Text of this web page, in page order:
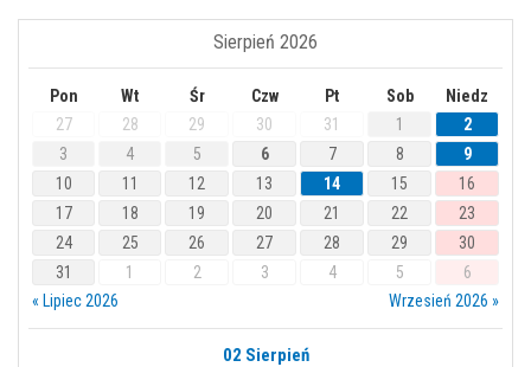
Sierpień 2026
Pon Wt Śr Czw Pt Sob
Niedz
27
28 29 30 31 1
2
3
4 5 6 7 8
9
10
11 12 13 14 15
16
17
18 19 20 21 22
23
24
25 26 27 28 29
30
31
1 2 3 4 5
6
« Lipiec 2026
Wrzesień 2026 »
02 Sierpień